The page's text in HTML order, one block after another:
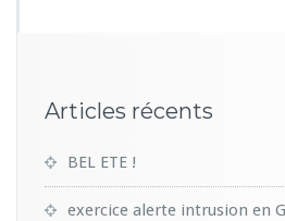
Articles récents
BEL ETE !
exercice alerte intrusion en